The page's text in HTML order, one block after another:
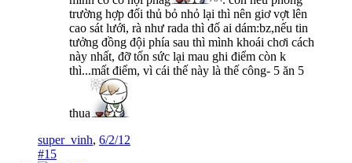
trường hợp đối thủ bỏ nhỏ lại thì nên giơ vợt lên
cao sát lưới, rà như rada thì đố ai dám:bz,nếu tin
tưởng đồng đội phía sau thì mình khoái chơi cách
này nhất, đỡ tốn sức lại mau ghi điểm còn k
thì...mất điểm, vì cái thế này là thế công- 5 ăn 5
thua
super_vinh, 6/2/12
#15